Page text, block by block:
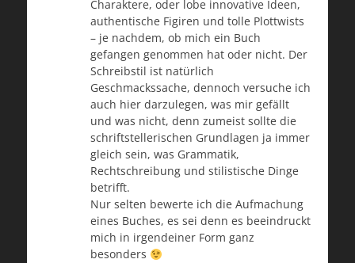
Charaktere, oder lobe innovative Ideen,
authentische Figiren und tolle Plottwists
– je nachdem, ob mich ein Buch
gefangen genommen hat oder nicht. Der
Schreibstil ist natürlich
Geschmackssache, dennoch versuche ich
auch hier darzulegen, was mir gefällt
und was nicht, denn zumeist sollte die
schriftstellerischen Grundlagen ja immer
gleich sein, was Grammatik,
Rechtschreibung und stilistische Dinge
betrifft.
Nur selten bewerte ich die Aufmachung
eines Buches, es sei denn es beeindruckt
mich in irgendeiner Form ganz
besonders